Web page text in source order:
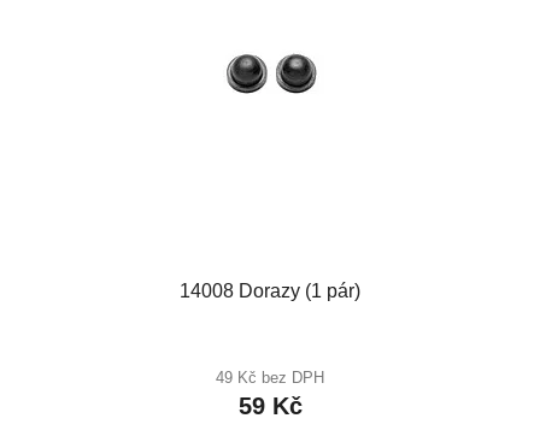
14008 Dorazy (1 pár)
49 Kč bez DPH
59 Kč